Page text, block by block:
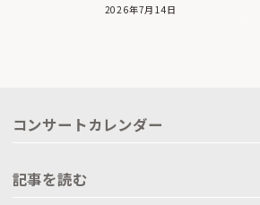
2026年7月14日
コンサートカレンダー
記事を読む